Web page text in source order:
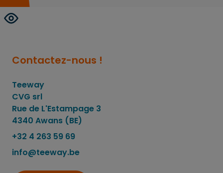
Contactez-nous !
Teeway
CVG srl
Rue de L'Estampage 3
4340 Awans (BE)
+32 4 263 59 69
info@teeway.be